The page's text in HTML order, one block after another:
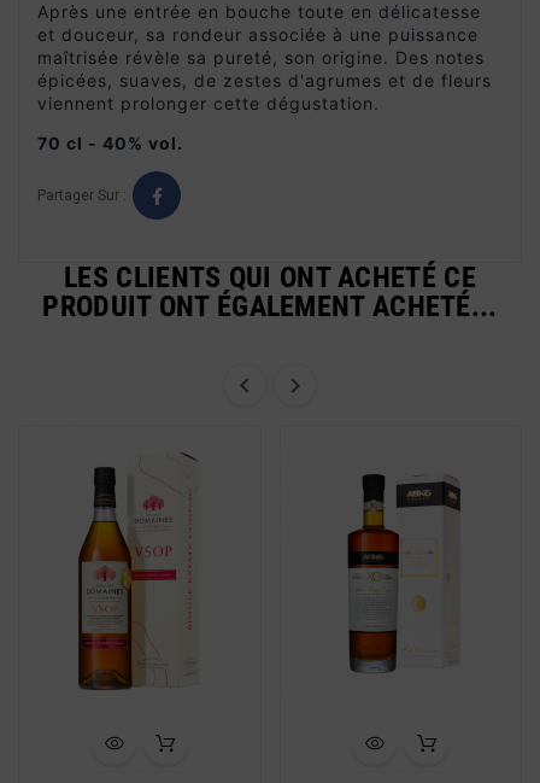
Après une entrée en bouche toute en délicatesse
et douceur, sa rondeur associée à une puissance
maîtrisée révèle sa pureté, son origine. Des notes
épicées, suaves, de zestes d'agrumes et de fleurs
viennent prolonger cette dégustation.
70 cl - 40% vol.
Partager Sur :
LES CLIENTS QUI ONT ACHETÉ CE
PRODUIT ONT ÉGALEMENT ACHETÉ...
 